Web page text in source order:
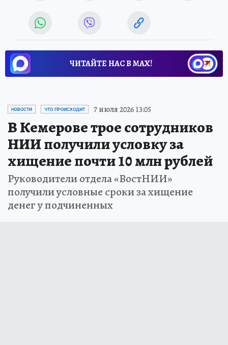
ЧИТАЙТЕ НАС В МАХ!
НОВОСТИ ЧТО ПРОИСХОДИТ 7 июля 2026 13:05
В Кемерове трое сотрудников
НИИ получили условку за
хищение почти 10 млн рублей
Руководители отдела «ВостНИИ»
получили условные сроки за хищение
денег у подчиненных